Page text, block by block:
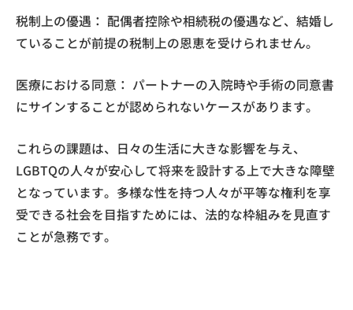
税制上の優遇： 配偶者控除や相続税の優遇など、結婚し
ていることが前提の税制上の恩恵を受けられません。
医療における同意： パートナーの入院時や手術の同意書
にサインすることが認められないケースがあります。
これらの課題は、日々の生活に大きな影響を与え、
LGBTQの人々が安心して将来を設計する上で大きな障壁
となっています。多様な性を持つ人々が平等な権利を享
受できる社会を目指すためには、法的な枠組みを見直す
ことが急務です。